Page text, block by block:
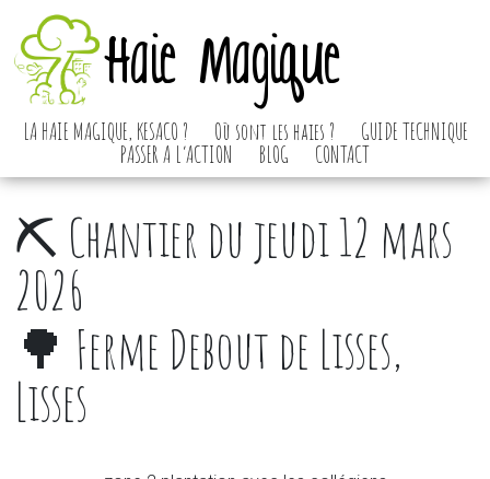
Haie Magique
LA HAIE MAGIQUE, KESACO ? Où sont les haies ?
GUIDE TECHNIQUE
PASSER A L’ACTION
BLOG CONTACT
⛏️ Chantier du jeudi 12 mars
2026
🌳 Ferme Debout de Lisses,
Lisses